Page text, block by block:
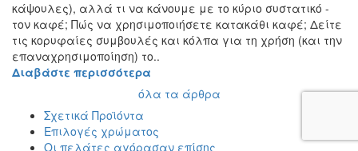
κάψουλες), αλλά τι να κάνουμε με το κύριο συστατικό -
τον καφέ; Πώς να χρησιμοποιήσετε κατακάθι καφέ; Δείτε
τις κορυφαίες συμβουλές και κόλπα για τη χρήση (και την
επαναχρησιμοποίηση) το..
Διαβάστε περισσότερα
όλα τα άρθρα
Σχετικά Προϊόντα
Επιλογές χρώματος
Οι πελάτες αγόρασαν επίσης